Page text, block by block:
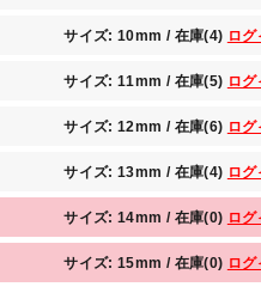
サイズ: 10mm / 在庫(4) ロ
サイズ: 11mm / 在庫(5) ロ
サイズ: 12mm / 在庫(6) ロ
サイズ: 13mm / 在庫(4) ロ
サイズ: 14mm / 在庫(0) ロ
サイズ: 15mm / 在庫(0) ロ